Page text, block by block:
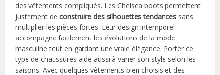
des vêtements compliqués. Les Chelsea boots permettent
justement deconstruire des silhouettes tendances sans
multiplier les pièces fortes. Leur design intemporel
accompagne facilement les évolutions de la mode
masculine tout en gardant une vraie élégance. Porter ce
type de chaussures aide aussi à varier son style selon les
saisons. Avec quelques vêtements bien choisis et des